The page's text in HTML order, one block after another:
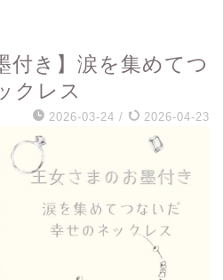
付き】涙を集めてつ
クレス
2026-03-24 / 2026-04-23